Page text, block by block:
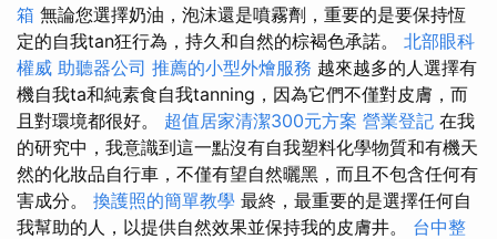
箱 無論您選擇奶油，泡沫還是噴霧劑，重要的是要保持恆
定的自我tan狂行為，持久和自然的棕褐色承諾。 北部眼科
權威 助聽器公司 推薦的小型外燴服務 越來越多的人選擇有
機自我ta和純素食自我tanning，因為它們不僅對皮膚，而
且對環境都很好。 超值居家清潔300元方案 營業登記 在我
的研究中，我意識到這一點沒有自我塑料化學物質和有機天
然的化妝品自行車，不僅有望自然曬黑，而且不包含任何有
害成分。 換護照的簡單教學 最終，最重要的是選擇任何自
我幫助的人，以提供自然效果並保持我的皮膚井。 台中整